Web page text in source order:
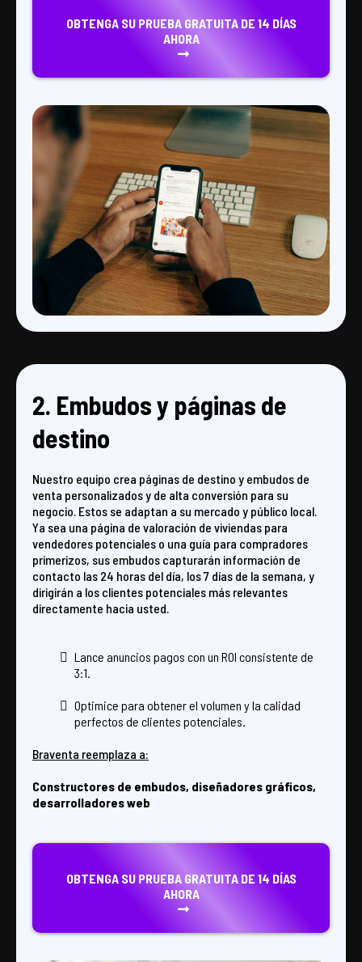
OBTENGA SU PRUEBA GRATUITA DE 14 DÍAS
AHORA
2. Embudos y páginas de
destino
Nuestro equipo crea páginas de destino y embudos de
venta personalizados y de alta conversión para su
negocio. Estos se adaptan a su mercado y público local.
Ya sea una página de valoración de viviendas para
vendedores potenciales o una guía para compradores
primerizos, sus embudos capturarán información de
contacto las 24 horas del día, los 7 días de la semana, y
dirigirán a los clientes potenciales más relevantes
directamente hacia usted.
Lance anuncios pagos con un ROI consistente de
3:1.
Optimice para obtener el volumen y la calidad
perfectos de clientes potenciales.
Braventa reemplaza a:
Constructores de embudos, diseñadores gráficos,
desarrolladores web
OBTENGA SU PRUEBA GRATUITA DE 14 DÍAS
AHORA